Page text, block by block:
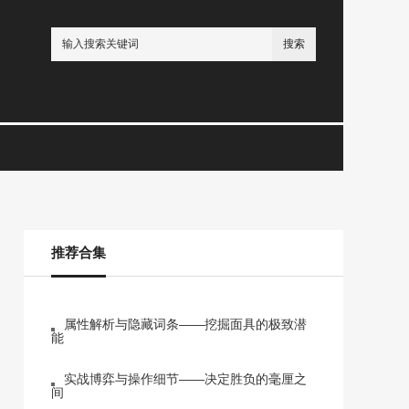
搜索
推荐合集
属性解析与隐藏词条——挖掘面具的极致潜
能
实战博弈与操作细节——决定胜负的毫厘之
间